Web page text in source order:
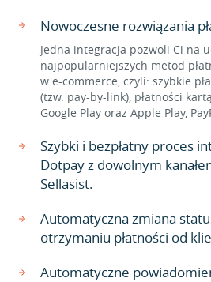
Nowoczesne rozwiązania
Jedna integracja pozwoli Ci na
najpopularniejszych metod
w e-commerce, czyli: szybkie
(tzw. pay-by-link), płatności
Google Play oraz Apple Play,
Szybki i bezpłatny proces
Dotpay z dowolnym
Sellasist.
Automatyczna zmiana
otrzymaniu płatności od
Automatyczne